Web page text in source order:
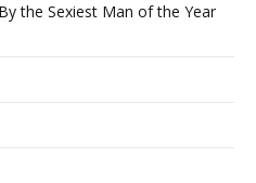
the Sexiest Man of the Year